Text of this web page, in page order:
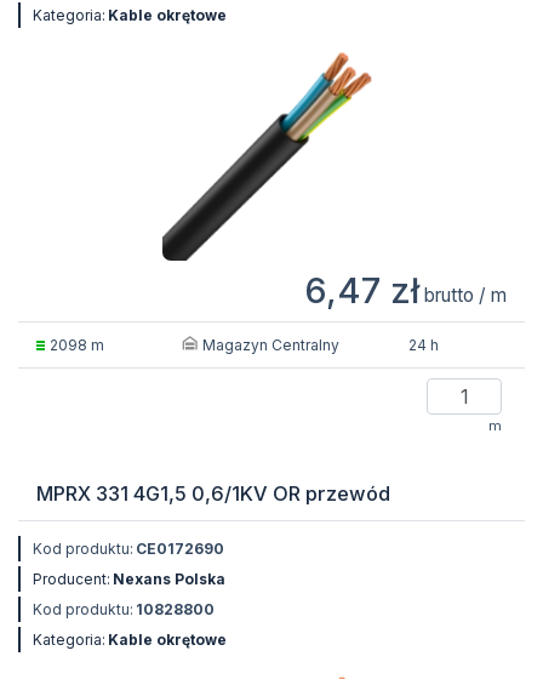
Kategoria: Kable okrętowe
6,47 zł brutto / m
2098 m Magazyn Centralny 24 h
m
MPRX 331 4G1,5 0,6/1KV OR przewód
Kod produktu: CE0172690
Producent: Nexans Polska
Kod produktu: 10828800
Kategoria: Kable okrętowe